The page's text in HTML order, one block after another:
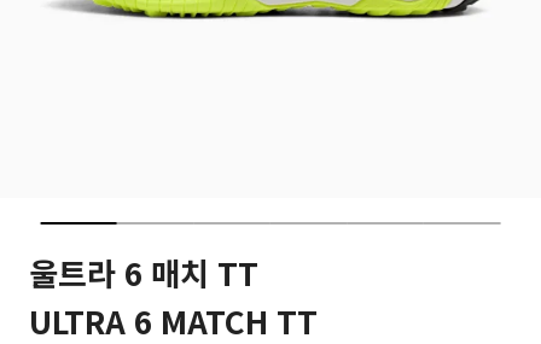
울트라 6 매치 TT
ULTRA 6 MATCH TT